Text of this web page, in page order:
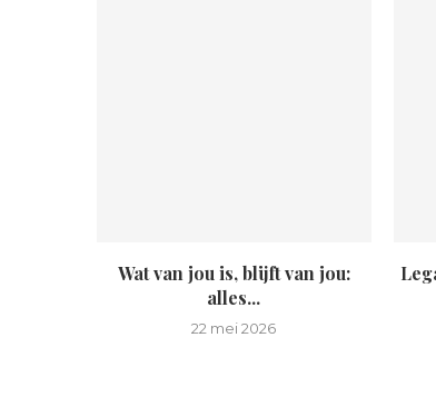
Wat van jou is, blijft van jou:
alles...
22 mei 2026